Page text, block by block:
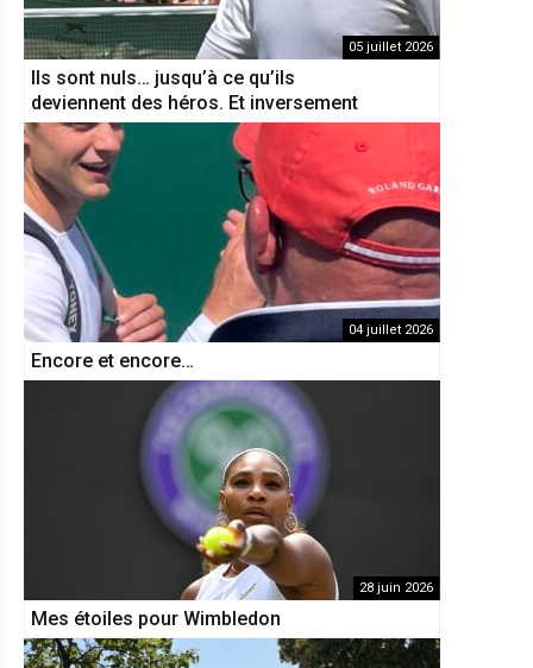
05 juillet 2026
Ils sont nuls… jusqu’à ce qu’ils
deviennent des héros. Et inversement
04 juillet 2026
Encore et encore…
28 juin 2026
Mes étoiles pour Wimbledon